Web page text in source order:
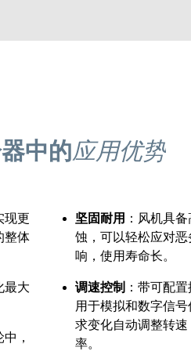
中的应用优势
现更
整体
最大
，
坚固耐用 ：风机具
蚀，可以轻松应对
响，使用寿命长。
调速控制 ：带可配
用于模拟和数字信
求变化自动调整转
率。